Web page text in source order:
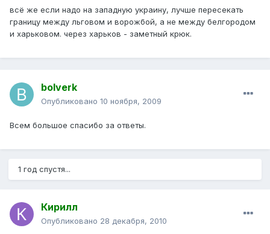
всё же если надо на западную украину, лучше пересекать
границу между льговом и ворожбой, а не между белгородом
и харьковом. через харьков - заметный крюк.
bolverk
Опубликовано 10 ноября, 2009
Всем большое спасибо за ответы.
1 год спустя...
Кирилл
Опубликовано 28 декабря, 2010